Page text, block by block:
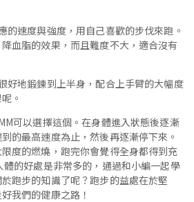
的速度與強度，用自己喜歡的步伐來跑。
血脂的效果，而且難度不大，適合沒有
好地鍛鍊到上半身，配合上手臂的大幅度
。
可以選擇這個。在身體進入狀態後逐漸
的最高速度為止，然後再逐漸停下來。
度的燃燒，跑完你會覺得全身都得到充
體的好處是非常多的，通過和小編一起學
跑步的知識了呢？跑步的益處在於堅
我們的健康之路！